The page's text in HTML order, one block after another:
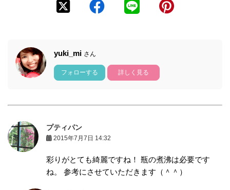
yuki_mi さん
フォローする 詳しく見る
プティパン
2015年7月7日 14:32
彩りがとても綺麗ですね！ 瓶の煮沸は必要です
ね。 参考にさせていただきます（＾＾）